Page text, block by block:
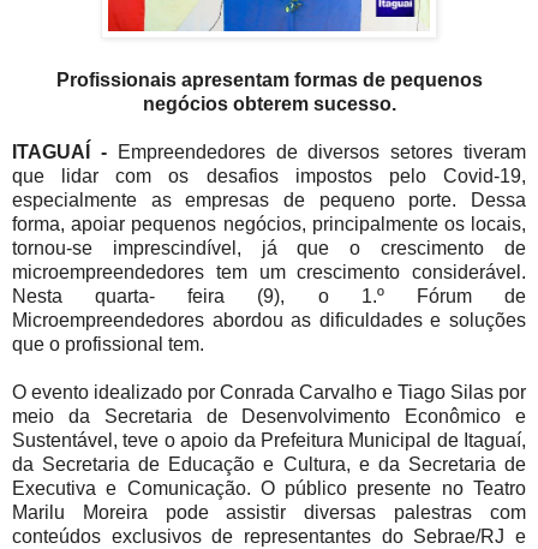
Profissionais apresentam formas de pequenos
negócios obterem sucesso.
ITAGUAÍ -
Empreendedores de diversos setores tiveram
que lidar com os desafios impostos pelo Covid-19,
especialmente as empresas de pequeno porte. Dessa
forma, apoiar pequenos negócios, principalmente os locais,
tornou-se imprescindível, já que o crescimento de
microempreendedores tem um crescimento considerável.
Nesta quarta- feira (9), o 1.º Fórum de
Microempreendedores abordou as dificuldades e soluções
que o profissional tem.
O evento idealizado por Conrada Carvalho e Tiago Silas por
meio da Secretaria de Desenvolvimento Econômico e
Sustentável, teve o apoio da Prefeitura Municipal de Itaguaí,
da Secretaria de Educação e Cultura, e da Secretaria de
Executiva e Comunicação. O público presente no Teatro
Marilu Moreira pode assistir diversas palestras com
conteúdos exclusivos de representantes do Sebrae/RJ e